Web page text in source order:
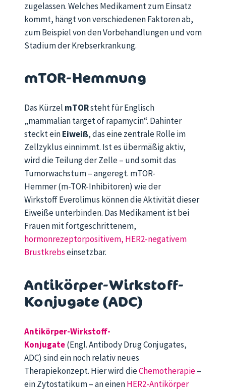
zugelassen. Welches Medikament zum Einsatz
kommt, hängt von verschiedenen Faktoren ab,
zum Beispiel von den Vorbehandlungen und vom
Stadium der Krebserkrankung.
mTOR-Hemmung
Das Kürzel mTORsteht für Englisch
„mammaliantargetofrapamycin“. Dahinter
steckteinEiweiß, das eine zentrale Rolle im
Zellzykluseinnimmt. Ist es übermäßig aktiv,
wird die Teilung der Zelle – und somit das
Tumorwachstum – angeregt. mTOR-
Hemmer(m-TOR-Inhibitoren) wieder
WirkstoffEverolimus können die Aktivität dieser
Eiweiße unterbinden. Das Medikament istbei
Frauen mit fortgeschrittenem,
hormonrezeptorpositivem, HER2-negativem
Brustkrebseinsetzbar.
Antikörper-Wirkstoff-
Konjugate (ADC)
Antikörper-Wirkstoff-
Konjugate(Engl. Antibody Drug Conjugates,
ADC) sind ein noch relativ neues
Therapiekonzept. Hier wird dieChemotherapie–
ein Zytostatikum – an einenHER2-Antikörper